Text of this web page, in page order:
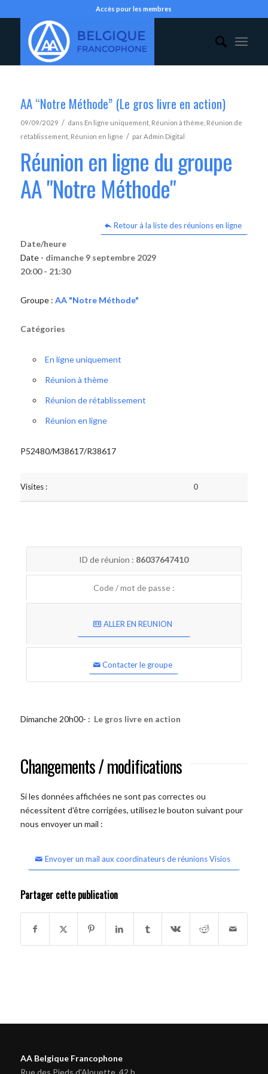
Accès pour les membres
AA “Notre Méthode” (Le gros livre en action)
09/09/2029 / dans En ligne uniquement, Réunion à thème Réunion de
rétablissement, Réunion en ligne / parAdmin Digital
Réunion en ligne du groupe
AA "Notre Méthode"
Retour à la liste des réunions en ligne
Date/heure
Date - dimanche 9 septembre 2029
20:00 - 21:30
Groupe : AA "Notre Méthode"
Catégories
En ligne uniquement
Réunion à thème
Réunion de rétablissement
Réunion en ligne
P52480/M38617/R38617
Visites : 0
ID de réunion : 86037647410
Code / mot de passe :
ALLER EN REUNION
Contacter le groupe
Dimanche 20h00- : Le gros livre en action
Changements / modifications
Si les données affichées ne sont pas correctes ou
nécessitent d'être corrigées, utilisez le bouton suivant pour
nous envoyer un mail :
Envoyer un mail aux coordinateurs de réunions Visios
Partager cette publication
AA Belgique Francophone
Rue des Pieds d'Alouette, 42 b